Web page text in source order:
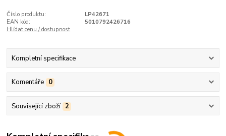
Číslo produktu:
LP42671
EAN kód:
5010792426716
Hlídat cenu / dostupnost
Kompletní specifikace
Komentáře 0
Související zboží 2